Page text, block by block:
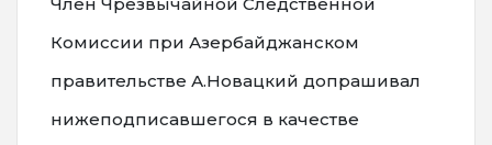
Комиссии при Азербайджанском
правительстве А.Новацкий допрашивал
нижеподписавшегося в качестве